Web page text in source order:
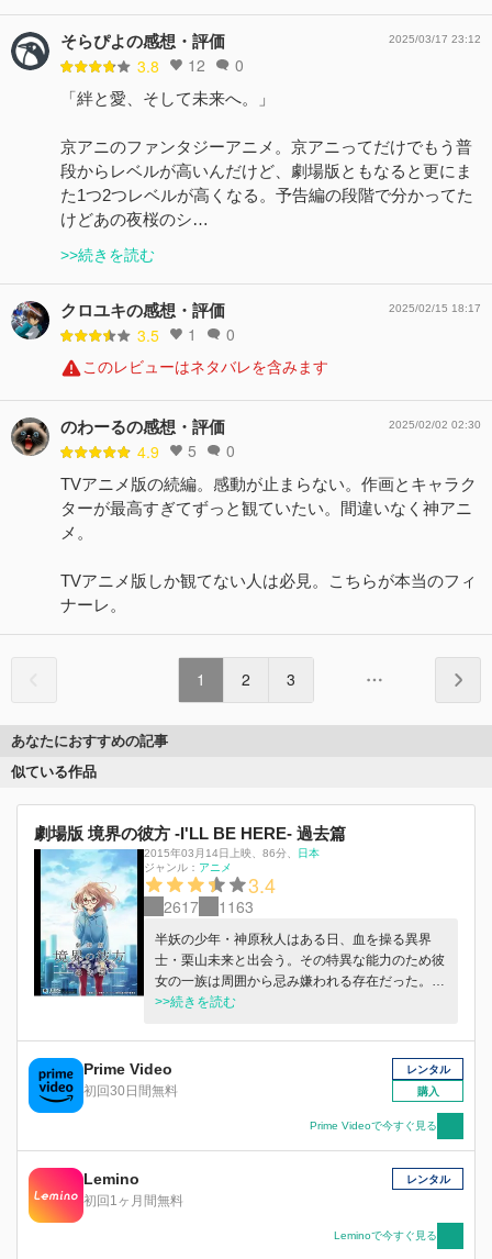
そらぴよの感想・評価
3.8 12 0
2025/03/17 23:12
「絆と愛、そして未来へ。」
京アニのファンタジーアニメ。京アニってだけでもう普
段からレベルが高いんだけど、劇場版ともなると更にま
た1つ2つレベルが高くなる。予告編の段階で分かってた
けどあの夜桜のシ…
>>続きを読む
クロユキの感想・評価
3.5 1 0
2025/02/15 18:17
このレビューはネタバレを含みます
のわーるの感想・評価
4.9 5 0
2025/02/02 02:30
TVアニメ版の続編。感動が止まらない。作画とキャラク
ターが最高すぎてずっと観ていたい。間違いなく神アニ
メ。
TVアニメ版しか観てない人は必見。こちらが本当のフィ
ナーレ。
1 2 3
あなたにおすすめの記事
似ている作品
劇場版 境界の彼方 -I'LL BE HERE- 過去篇
2015年03月14日上映 86分
日本
ジャンル： アニメ
3.4
2617 1163
半妖の少年・神原秋人はある日、血を操る異界
士・栗山未来と出会う。その特異な能力のため彼
女の一族は周囲から忌み嫌われる存在だった。妖
夢の討伐を生業とする未来は、秋人の退治に乗り
いき…。
>>続きを読む
Prime Video
初回30日間無料
レンタル
購入
Prime Videoで今すぐ見る
Lemino
初回1ヶ月間無料
レンタル
Leminoで今すぐ見る